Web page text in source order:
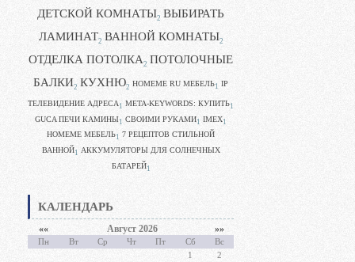
ДЕТСКОЙ КОМНАТЫ2 ВЫБИРАТЬ
ЛАМИНАТ2 ВАННОЙ КОМНАТЫ2
ОТДЕЛКА ПОТОЛКА2 ПОТОЛОЧНЫЕ
БАЛКИ2 КУХНЮ2 HOMEME RU МЕБЕЛЬ1 IP
ТЕЛЕВИДЕНИЕ АДРЕСА 1 META-KEYWORDS: КУПИТЬ1
GUCA ПЕЧИ КАМИНЫ1 CВОИМИ РУКАМИ1 IMEX1
HOMEME МЕБЕЛЬ1 7 РЕЦЕПТОВ СТИЛЬНОЙ
ВАННОЙ1 АККУМУЛЯТОРЫ ДЛЯ СОЛНЕЧНЫХ
БАТАРЕЙ1
КАЛЕНДАРЬ
«« Август 2026 »»
Пн Вт Ср Чт Пт Сб
Вс
1
2